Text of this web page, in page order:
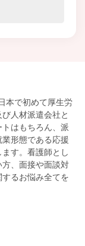
本で初めて厚生労
人材派遣会社と
はもちろん、派
形態である応援
す。看護師とし
、面接や面談対
るお悩み全てを